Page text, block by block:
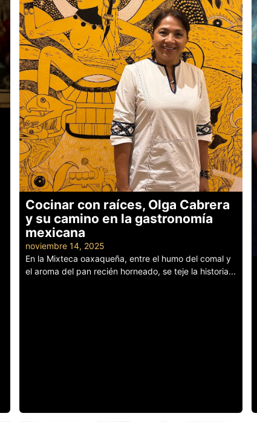
Cocinar con raíces, Olga Cabrera
y su camino en la gastronomía
mexicana
noviembre 14, 2025
En la Mixteca oaxaqueña, entre el humo del comal y
el aroma del pan recién horneado, se teje la historia...